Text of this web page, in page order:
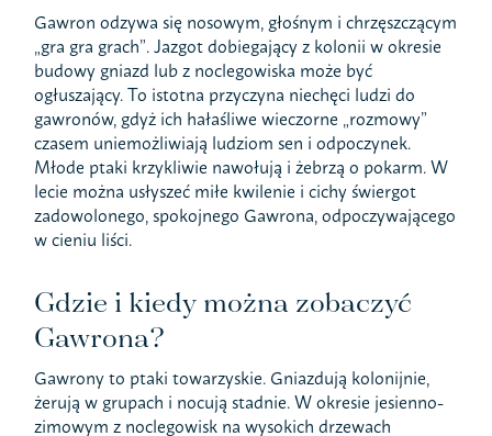
Gawron odzywa się nosowym, głośnym i chrzęszczącym
„gra gra grach”. Jazgot dobiegający z kolonii w okresie
budowy gniazd lub z noclegowiska może być
ogłuszający. To istotna przyczyna niechęci ludzi do
gawronów, gdyż ich hałaśliwe wieczorne „rozmowy”
czasem uniemożliwiają ludziom sen i odpoczynek.
Młode ptaki krzykliwie nawołują i żebrzą o pokarm. W
lecie można usłyszeć miłe kwilenie i cichy świergot
zadowolonego, spokojnego Gawrona, odpoczywającego
w cieniu liści.
Gdzie i kiedy można zobaczyć
Gawrona?
Gawrony to ptaki towarzyskie. Gniazdują kolonijnie,
żerują w grupach i nocują stadnie. W okresie jesienno-
zimowym z noclegowisk na wysokich drzewach